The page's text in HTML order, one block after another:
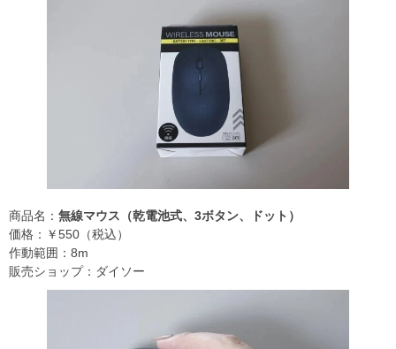
商品名： 無線マウス（乾電池式、3ボタン、ドット）
価格：￥550（税込）
作動範囲：8m
販売ショップ：ダイソー